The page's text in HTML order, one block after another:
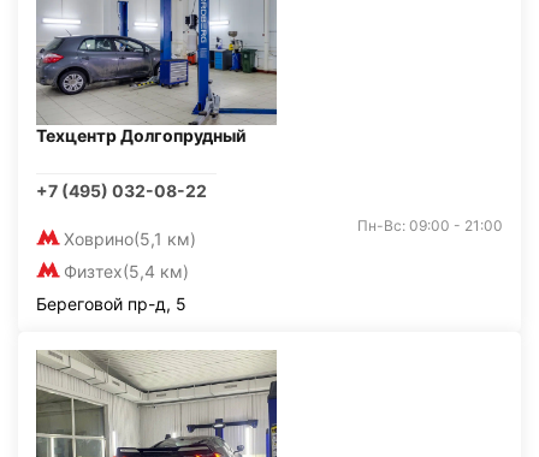
Техцентр Долгопрудный
+7 (495) 032-08-22
Ховрино(5,1 км)
Физтех(5,4 км)
Пн-Вс: 09:00 - 21:00
Береговой пр-д, 5